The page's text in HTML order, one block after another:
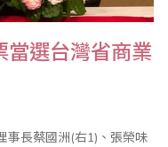
當選台灣省商業
事長蔡國洲(右1)、張榮味